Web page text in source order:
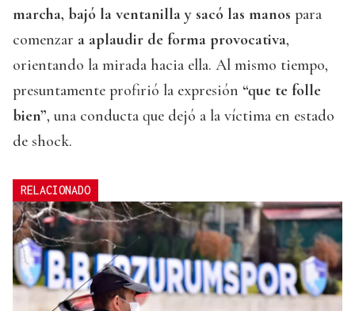
marcha, bajó la ventanilla y sacó las manos para
comenzar a aplaudir de forma provocativa,
orientando la mirada hacia ella. Al mismo tiempo,
presuntamente profirió la expresión “que te folle
bien”, una conducta que dejó a la víctima en estado
de shock.
RELACIONADO